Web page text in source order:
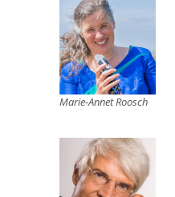
Marie-Annet Roosch